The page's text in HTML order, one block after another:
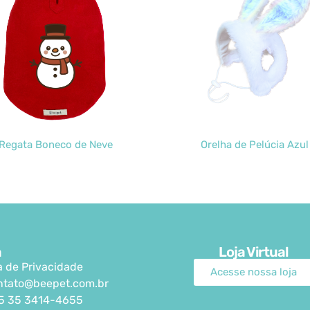
Regata Boneco de Neve Orelha de Pelúcia Azul
de Privacidade
35 3414-4655
Loja Virtual
Acesse nossa loja